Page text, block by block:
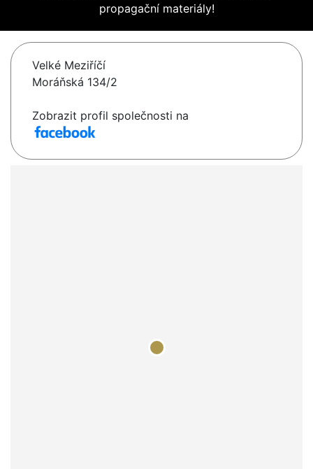
propagační materiály!
Velké Meziříčí
Moráňská 134/2
Zobrazit profil společnosti na